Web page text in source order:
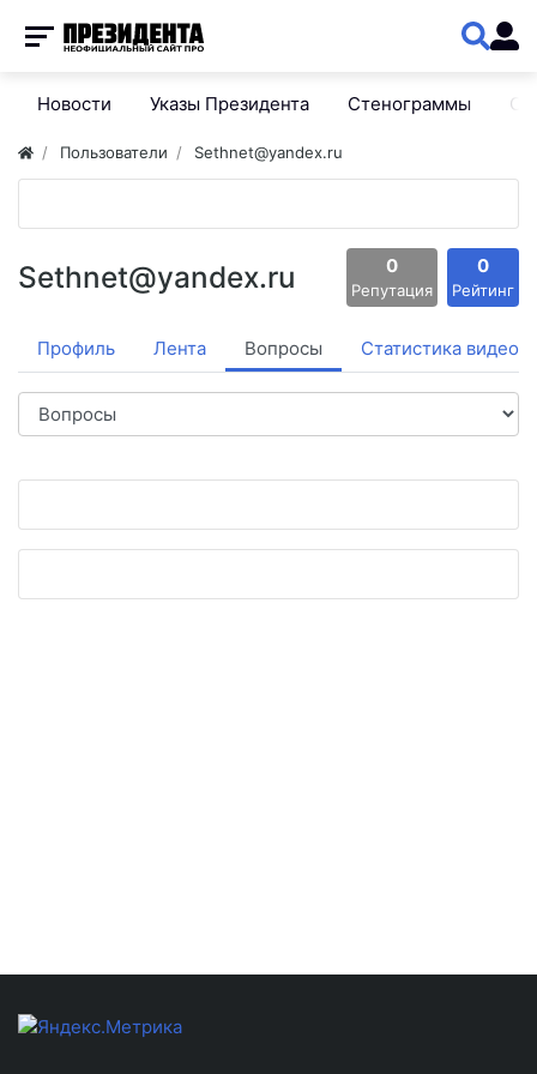
Новости Указы Президента Стенограммы
Пользователи Sethnet@yandex.ru
Sethnet@yandex.ru 0
Репутация
0
Рейтинг
Профиль Лента Вопросы Статистика видео